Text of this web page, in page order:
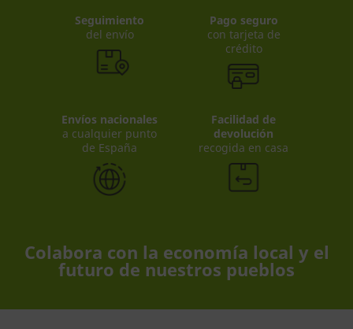
Seguimiento
del envío
Pago seguro
con tarjeta de
crédito
Envíos nacionales
a cualquier punto
de España
Facilidad de
devolución
recogida en casa
Colabora con la economía local y el
futuro de nuestros pueblos